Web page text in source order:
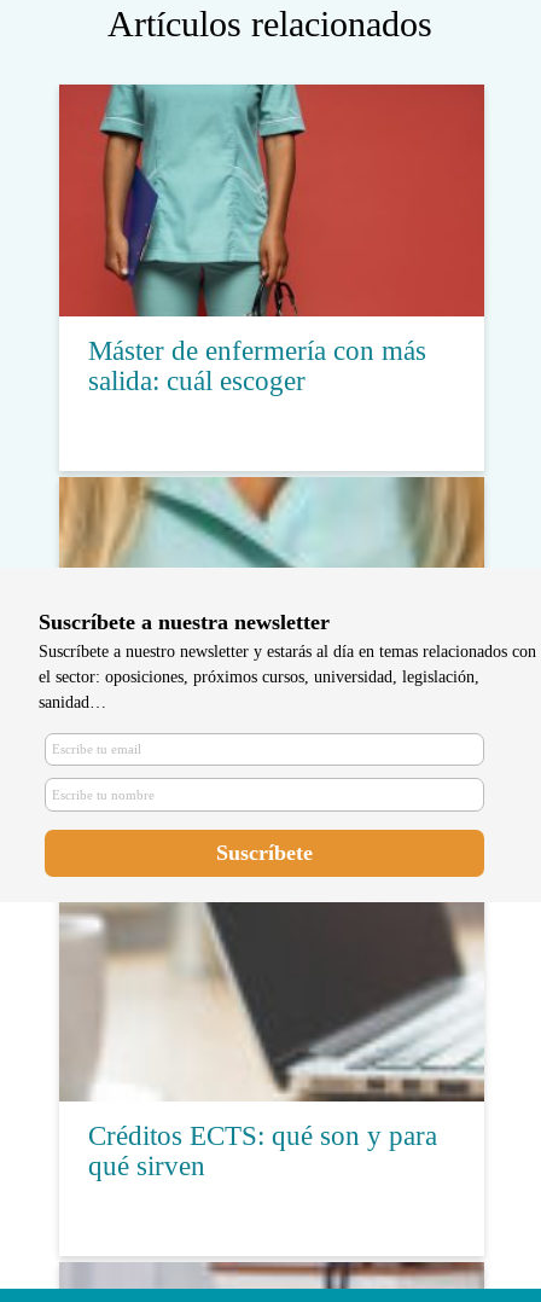
Artículos relacionados
Máster de enfermería con más
salida: cuál escoger
La nueva Ley de Función Pública
en Andalucía evaluará el trabajo de
los funcionarios e incluye la ca...
Créditos ECTS: qué son y para
qué sirven
Suscríbete a nuestra newsletter
Suscríbete a nuestro newsletter y estarás al día en temas relacionados con
el sector: oposiciones, próximos cursos, universidad, legislación,
sanidad…